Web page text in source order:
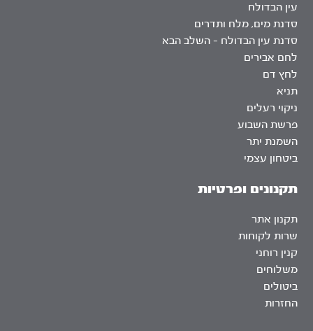
עין הבדולח
סדנת מים, מלח ותדרים
סדנת עין הבדולח – השלב הבא
לחם אבירים
לחץ דם
תניא
ניקוי רעלים
פרשת השבוע
השמנת יתר
ביטחון עצמי
תקנונים ופרטיות
תקנון אתר
שרות לקוחות
קנין רוחני
משלוחים
ביטולים
החזרות